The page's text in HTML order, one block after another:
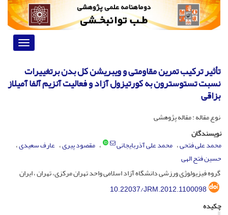
Toggle
تأثیر ترکیب تمرین مقاومتی و ویبریشن کل بدن برتغییرات
نسبت تستوسترون به کورتیزول آزاد و فعالیت آنزیم آلفا آمیلاز
بزاقی
نوع مقاله : مقاله پژوهشی
نویسندگان
محمد علی فتحی محمد علی آذربایجانی مقصود پیری عارف سعیدی
حسین فتح الهی
گروه فیزیولوژی ورزشی دانشگاه آزاد اسلامی واحد تهران مرکزی، تهران ، ایران
10.22037/JRM.2012.1100098
چکیده